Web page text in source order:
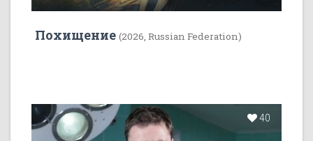
Похищение (2026, Russian Federation)
40